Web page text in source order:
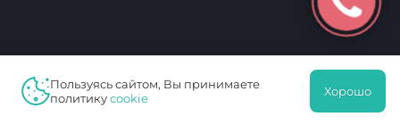
2025 © «Московский Доктор»
Пользуясь сайтом, Вы принимаете
политикуcookie Хорошо